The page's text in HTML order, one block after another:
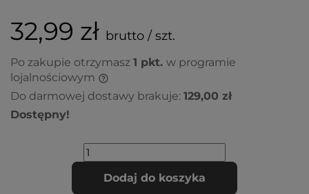
32,99 zł brutto / szt.
Po zakupie otrzymasz 1 pkt. w programie
lojalnościowym
Do darmowej dostawy brakuje: 129,00 zł
Dostępny!
Dodaj do koszyka